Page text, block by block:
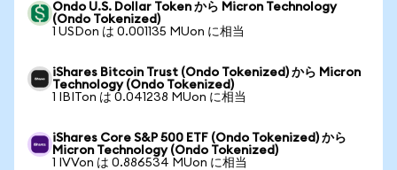
Ondo U.S. Dollar Token から Micron Technology
(Ondo Tokenized)
1 USDon は 0.001135 MUon に相当
iShares Bitcoin Trust (Ondo Tokenized) から Micron
Technology (Ondo Tokenized)
1 IBITon は 0.041238 MUon に相当
iShares Core S&P 500 ETF (Ondo Tokenized) から
Micron Technology (Ondo Tokenized)
1 IVVon は 0.886534 MUon に相当